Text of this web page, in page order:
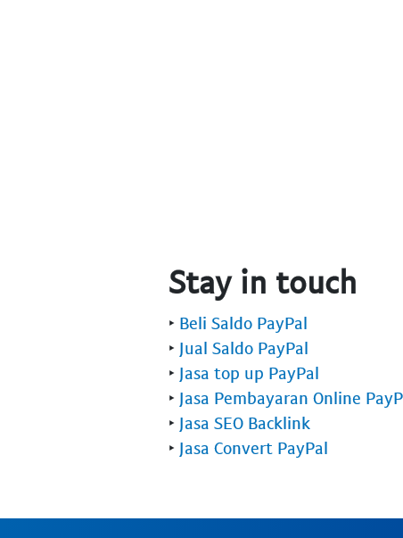
Stay in touch
‣ Beli Saldo PayPal
‣ Jual Saldo PayPal
‣ Jasa top up PayPal
‣ Jasa Pembayaran Online
‣ Jasa SEO Backlink
‣ Jasa Convert PayPal